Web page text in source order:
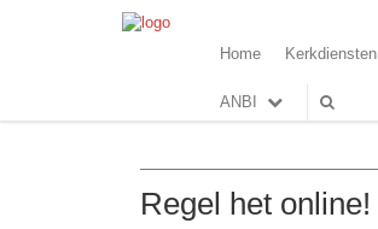
Home Kerkdiensten
ANBI
Regel het online!